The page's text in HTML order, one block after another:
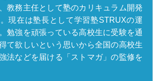
教務主任として塾のカリキュラム開発
現在は塾長として学習塾STRUXの運
勉強を頑張っている高校生に受験を通
て欲しいという思いから全国の高校生
法などを届ける「ストマガ」の監修を